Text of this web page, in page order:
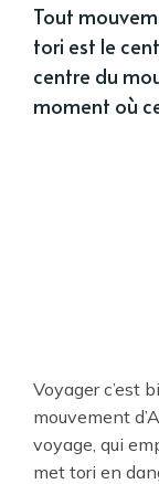
Tout
tori est le
centre du
moment où
Voyager c’est
mouvement
voyage, qui
met tori en